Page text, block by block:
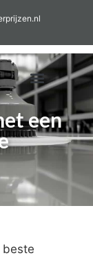
een
beste